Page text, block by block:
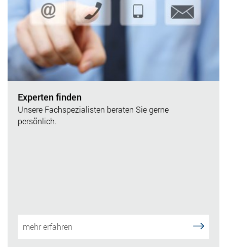
Experten finden
Unsere Fachspezialisten beraten Sie gerne
persönlich.
mehr erfahren